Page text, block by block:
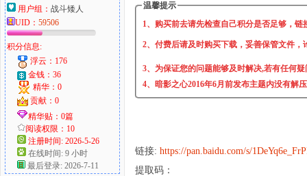
爱
好
用户组： 战斗矮人
UID： 59506
积分信息:
浮云：176
金钱：36
精华：0
贡献：0
精华贴：0篇
阅读权限：10
注册时间: 2026-5-26
在线时间: 9 小时
最后登录: 2026-7-11
温馨提示
1、购买前去请先检查自己积分是否足够，链
2、付费后请及时购买下载，妥善保管文件
3、为保证您的问题能够及时解决,若有任何
4、暗影之心2016年6月前发布主题内没有解
链接: https://pan.baidu.com/s/
提取码：